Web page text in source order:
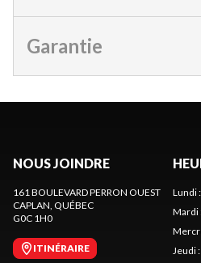
Garantie
NOUS JOINDRE
161 BOULEVARD PERRON OUEST
CAPLAN, QUÉBEC
G0C 1H0
ITINÉRAIRE
Lundi:
Mardi
Jeudi: